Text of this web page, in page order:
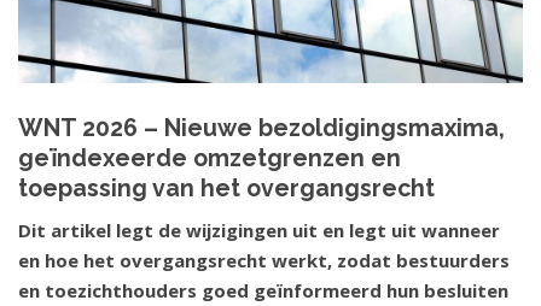
WNT 2026 – Nieuwe bezoldigingsmaxima,
geïndexeerde omzetgrenzen en
toepassing van het overgangsrecht
Dit artikel legt de wijzigingen uit en legt uit wanneer
en hoe het overgangsrecht werkt, zodat bestuurders
en toezichthouders goed geïnformeerd hun besluiten